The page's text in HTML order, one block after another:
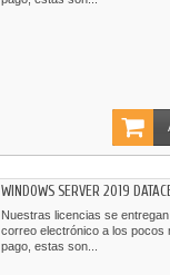
WINDOWS SERVER 2019
Nuestras licencias se
correo electrónico a los pocos
pago, estas son...